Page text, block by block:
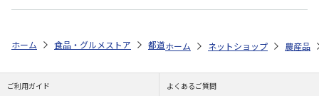
ホーム 食品・グルメストア 都道府県から探す 愛知県 渥美マス
ホーム ネットショップ 農産品
ご利用ガイド よくあるご質問